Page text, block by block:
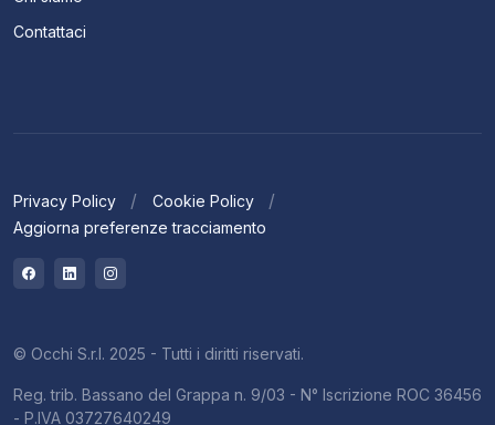
Contattaci
Privacy Policy
Cookie Policy
Aggiorna preferenze tracciamento
© Occhi S.r.l. 2025 - Tutti i diritti riservati.
Reg. trib. Bassano del Grappa n. 9/03 - N° Iscrizione ROC 36456
- P.IVA 03727640249